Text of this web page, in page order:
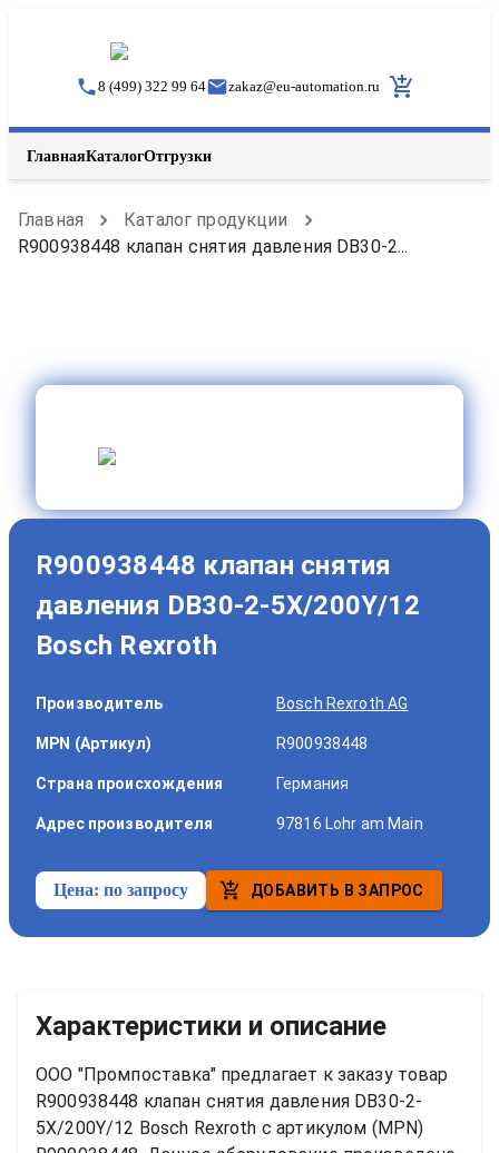
8 (499) 322 99 64 zakaz@eu-automation.ru
ГлавнаяКаталогОтгрузки
Главная
Каталог продукции
R900938448 клапан снятия давления DB30-2...
R900938448 клапан снятия
давления DB30-2-5X/200Y/12
Bosch Rexroth
Производитель Bosch Rexroth AG
MPN (Артикул) R900938448
Страна происхождения Германия
Адрес производителя 97816 Lohr am Main
Цена: по запросу ДОБАВИТЬ В ЗАПРОС
Характеристики и описание
ООО "Промпоставка" предлагает к заказу товар
R900938448 клапан снятия давления DB30-2-
5X/200Y/12 Bosch Rexroth